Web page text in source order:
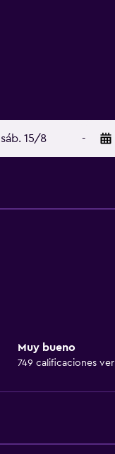
sáb. 15/8 -
Muy bueno
749 calificaciones